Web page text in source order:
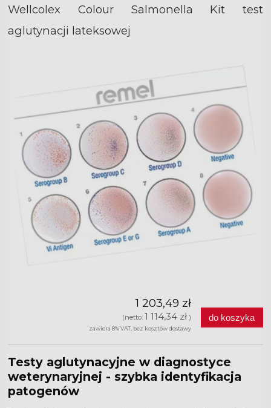
Wellcolex Colour Salmonella Kit test
aglutynacji lateksowej
1 203,49 zł
(netto: 1 114,34 zł)
zawiera 8% VAT, bez kosztów dostawy
do koszyka
Testy aglutynacyjne w diagnostyce
weterynaryjnej - szybka identyfikacja
patogenów